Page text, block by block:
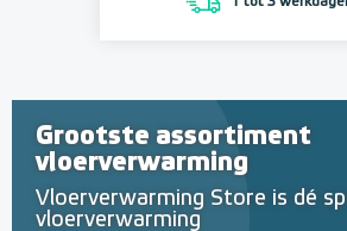
Grootste assortiment
vloerverwarming
Vloerverwarming Store is dé
vloerverwarming